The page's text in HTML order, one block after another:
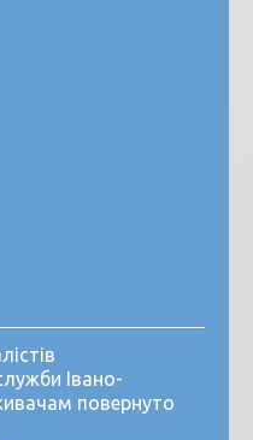
Івано-
повернуто